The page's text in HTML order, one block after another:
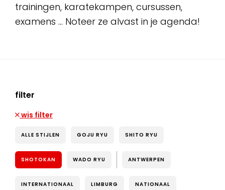
trainingen, karatekampen, cursussen,
examens … Noteer ze alvast in je agenda!
filter
wis filter
ALLE STIJLEN GOJU RYU SHITO RYU
SHOTOKAN WADO RYU ANTWERPEN
INTERNATIONAAL LIMBURG NATIONAAL